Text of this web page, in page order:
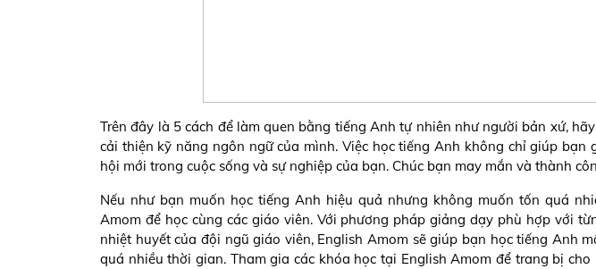
Trên đây là 5 cách để làm quen bằng tiếng Anh tự nhiên như người bản xứ,
cải thiện kỹ năng ngôn ngữ của mình. Việc học tiếng Anh không chỉ giúp bạn
hội mới trong cuộc sống và sự nghiệp của bạn. Chúc bạn may mắn và thành
Nếu như bạn muốn học tiếng Anh hiệu quả nhưng không muốn tốn quá
Amom để học cùng các giáo viên. Với phương pháp giảng dạy phù hợp với
nhiệt huyết của đội ngũ giáo viên, English Amom sẽ giúp bạn học tiếng Anh
quá nhiều thời gian. Tham gia các khóa học tại English Amom để trang bị